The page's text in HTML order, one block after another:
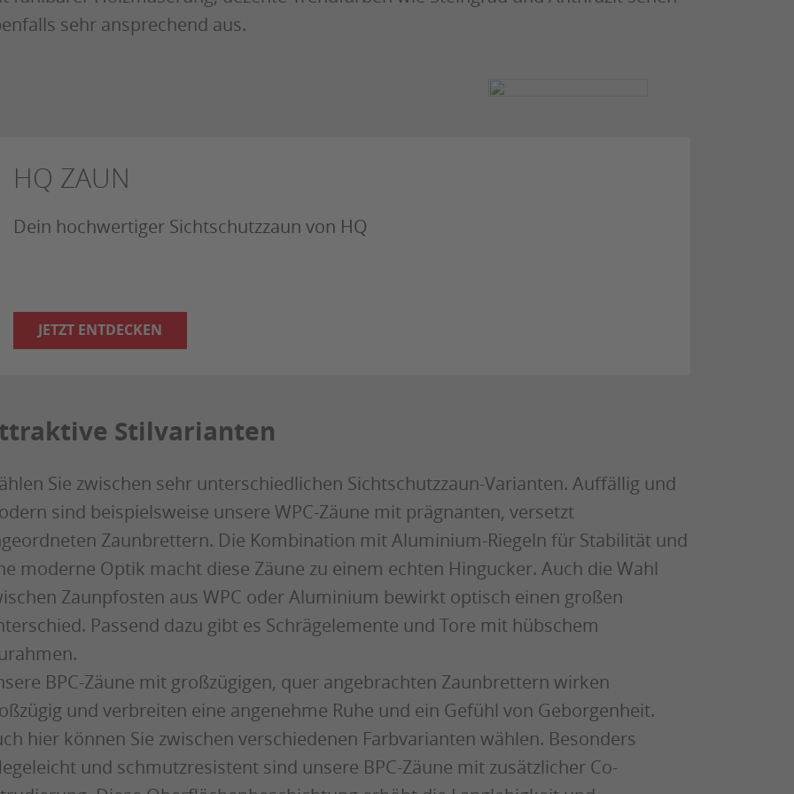
sehr ansprechend aus.
HQ ZAUN
Dein hochwertiger Sichtschutzzaun von HQ
JETZT ENTDECKEN
Stilvarianten
Sie zwischen sehr unterschiedlichen Sichtschutzzaun-Varianten. Auffällig und
sind beispielsweise unsere WPC-Zäune mit prägnanten, versetzt
Zaunbrettern. Die Kombination mit Aluminium-Riegeln für Stabilität und
moderne Optik macht diese Zäune zu einem echten Hingucker. Auch die Wahl
Zaunpfosten aus WPC oder Aluminium bewirkt optisch einen großen
Passend dazu gibt es Schrägelemente und Tore mit hübschem
BPC-Zäune mit großzügigen, quer angebrachten Zaunbrettern wirken
und verbreiten eine angenehme Ruhe und ein Gefühl von Geborgenheit.
hier können Sie zwischen verschiedenen Farbvarianten wählen. Besonders
und schmutzresistent sind unsere BPC-Zäune mit zusätzlicher Co-